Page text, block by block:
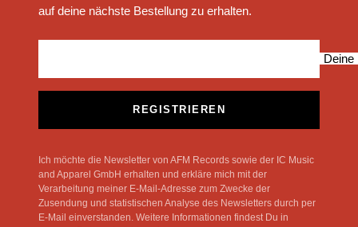
auf deine nächste Bestellung zu erhalten.
Deine
REGISTRIEREN
Ich möchte die Newsletter von AFM Records sowie der IC Music
and Apparel GmbH erhalten und erkläre mich mit der
Verarbeitung meiner E-Mail-Adresse zum Zwecke der
Zusendung und statistischen Analyse des Newsletters durch per
E-Mail einverstanden. Weitere Informationen findest Du in